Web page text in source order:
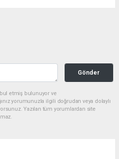
Gönder
etmiş bulunuyor ve
yorumunuzla ilgili doğrudan veya dolaylı
Yazılan tüm yorumlardan site